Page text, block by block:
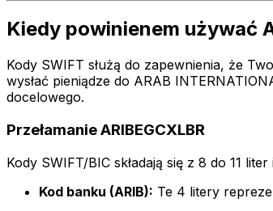
Kiedy powinienem używać
Kody SWIFT służą do zapewnienia, że
wysłać pieniądze do ARAB
docelowego.
Przełamanie ARIBEGCXLBR
Kody SWIFT/BIC składają się z 8 do 11
Kod banku (ARIB): Te 4 litery